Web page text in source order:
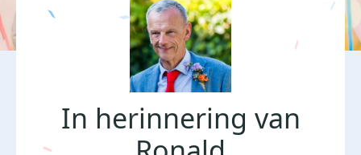
In herinnering van